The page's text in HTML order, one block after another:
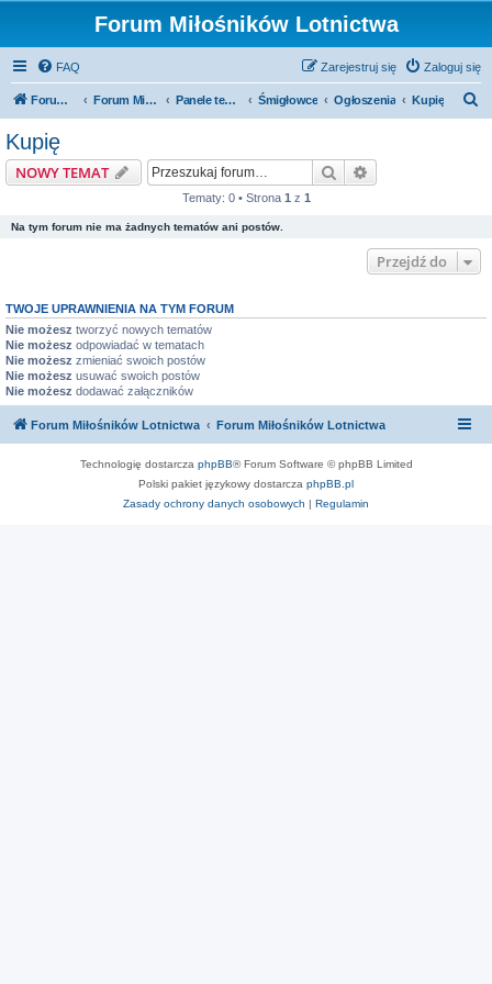
Forum Miłośników Lotnictwa
FAQ Zaloguj się
Zarejestruj się
Forum Miłośników Lotnictwa Forum Miłośników Lotnictwa Panele tematyczne Śmigłowce Ogłoszenia Kupię
Kupię
NOWY TEMAT Szukaj
Tematy: 0 • Strona 1 z 1
Na tym forum nie ma żadnych tematów ani postów.
Przejdź do
TWOJE UPRAWNIENIA NA TYM FORUM
Nie możesz tworzyć nowych tematów
Nie możesz odpowiadać w tematach
Nie możesz zmieniać swoich postów
Nie możesz usuwać swoich postów
Nie możesz dodawać załączników
Forum Miłośników Lotnictwa Forum Miłośników Lotnictwa
Technologię dostarcza phpBB® Forum Software © phpBB Limited
Polski pakiet językowy dostarcza phpBB.pl
Zasady ochrony danych osobowych | Regulamin